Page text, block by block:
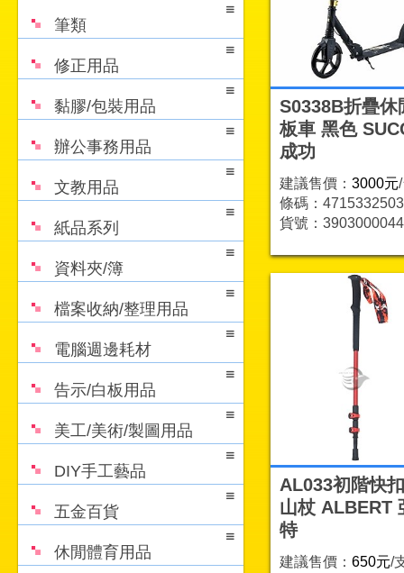
筆類
修正用品
黏膠/包裝用品
辦公事務用品
文教用品
紙品系列
資料夾/簿
檔案收納/整理用品
電腦週邊耗材
告示/白板用品
美工/美術/製圖用品
DIY手工藝品
五金百貨
休閒體育用品
S0338B折疊休
板車 黑色
成功
建議售價： 3000元
條碼：
貨號：3903000044
AL033初階快
山杖 ALBERT
特
建議售價： 650元/